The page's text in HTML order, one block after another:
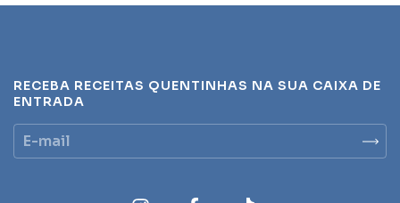
RECEBA RECEITAS QUENTINHAS NA SUA CAIXA DE
ENTRADA